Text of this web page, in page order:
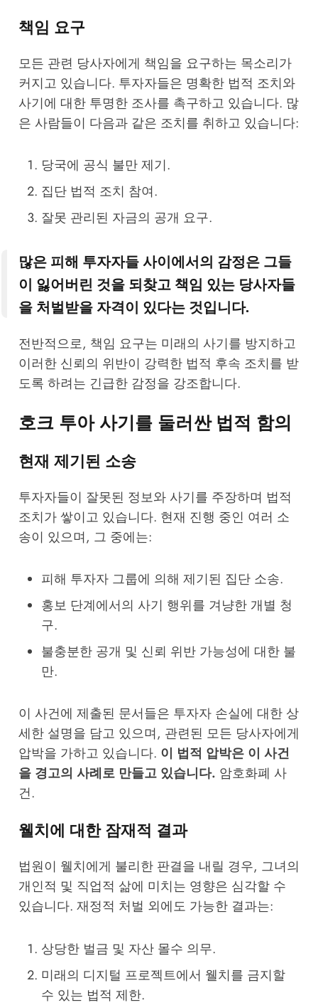
책임 요구
모든 관련 당사자에게 책임을 요구하는 목소리가
커지고 있습니다. 투자자들은 명확한 법적 조치와
사기에 대한 투명한 조사를 촉구하고 있습니다. 많
은 사람들이 다음과 같은 조치를 취하고 있습니다:
당국에 공식 불만 제기.
집단 법적 조치 참여.
잘못 관리된 자금의 공개 요구.
많은 피해 투자자들 사이에서의 감정은 그들
이 잃어버린 것을 되찾고 책임 있는 당사자들
을 처벌받을 자격이 있다는 것입니다.
전반적으로, 책임 요구는 미래의 사기를 방지하고
이러한 신뢰의 위반이 강력한 법적 후속 조치를 받
도록 하려는 긴급한 감정을 강조합니다.
호크 투아 사기를 둘러싼 법적 함의
현재 제기된 소송
투자자들이 잘못된 정보와 사기를 주장하며 법적
조치가 쌓이고 있습니다. 현재 진행 중인 여러 소
송이 있으며, 그 중에는:
피해 투자자 그룹에 의해 제기된 집단 소송.
홍보 단계에서의 사기 행위를 겨냥한 개별 청
구.
불충분한 공개 및 신뢰 위반 가능성에 대한 불
만.
이 사건에 제출된 문서들은 투자자 손실에 대한 상
세한 설명을 담고 있으며, 관련된 모든 당사자에게
압박을 가하고 있습니다. 이 법적 압박은 이 사건
을 경고의 사례로 만들고 있습니다. 암호화폐 사
건.
웰치에 대한 잠재적 결과
법원이 웰치에게 불리한 판결을 내릴 경우, 그녀의
개인적 및 직업적 삶에 미치는 영향은 심각할 수
있습니다. 재정적 처벌 외에도 가능한 결과는:
상당한 벌금 및 자산 몰수 의무.
미래의 디지털 프로젝트에서 웰치를 금지할
수 있는 법적 제한.